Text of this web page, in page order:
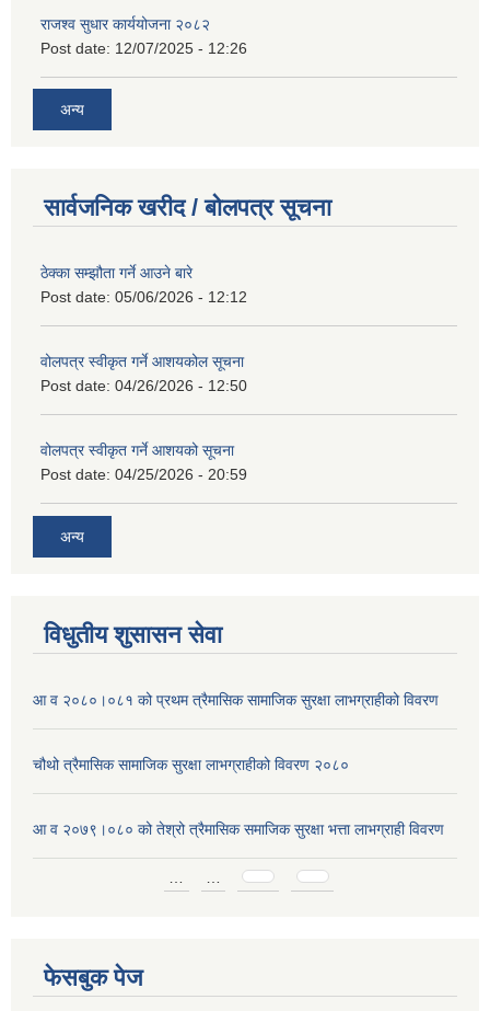
राजश्व सुधार कार्ययोजना २०८२
Post date: 12/07/2025 - 12:26
अन्य
सार्वजनिक खरीद / बोलपत्र सूचना
ठेक्का सम्झौता गर्ने आउने बारे
Post date: 05/06/2026 - 12:12
वोलपत्र स्वीकृत गर्ने आशयकोल सूचना
Post date: 04/26/2026 - 12:50
वोलपत्र स्वीकृत गर्ने आशयको सूचना
Post date: 04/25/2026 - 20:59
अन्य
विधुतीय शुसासन सेवा
आ व २०८०।०८१ को प्रथम त्रैमासिक सामाजिक सुरक्षा लाभग्राहीको विवरण
चौथो त्रैमासिक सामाजिक सुरक्षा लाभग्राहीको विवरण २०८०
आ व २०७९।०८० को तेश्रो त्रैमासिक समाजिक सुरक्षा भत्ता लाभग्राही विवरण
फेसबुक पेज